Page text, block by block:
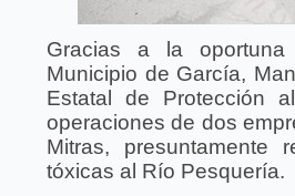
Gracias a la
Municipio de García,
Estatal de Protección
operaciones de dos
Mitras, presuntamente
tóxicas al Río Pesquería.